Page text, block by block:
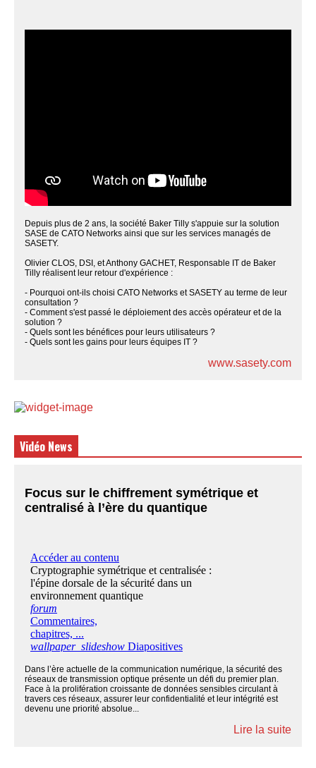
Depuis plus de 2 ans, la société Baker Tilly s'appuie sur la solution
SASE de CATO Networks ainsi que sur les services managés de
SASETY.
Olivier CLOS, DSI, et Anthony GACHET, Responsable IT de Baker
Tilly réalisent leur retour d'expérience :
- Pourquoi ont-ils choisi CATO Networks et SASETY au terme de leur
consultation ?
- Comment s'est passé le déploiement des accès opérateur et de la
solution ?
- Quels sont les bénéfices pour leurs utilisateurs ?
- Quels sont les gains pour leurs équipes IT ?
www.sasety.com
Vidéo News
Focus sur le chiffrement symétrique et
centralisé à l’ère du quantique
Dans l’ère actuelle de la communication numérique, la sécurité des
réseaux de transmission optique présente un défi du premier plan.
Face à la prolifération croissante de données sensibles circulant à
travers ces réseaux, assurer leur confidentialité et leur intégrité est
devenu une priorité absolue...
Lire la suite